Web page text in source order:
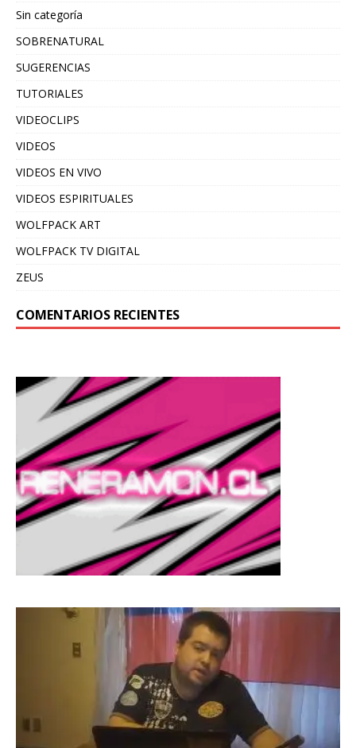
Sin categoría
SOBRENATURAL
SUGERENCIAS
TUTORIALES
VIDEOCLIPS
VIDEOS
VIDEOS EN VIVO
VIDEOS ESPIRITUALES
WOLFPACK ART
WOLFPACK TV DIGITAL
ZEUS
COMENTARIOS RECIENTES